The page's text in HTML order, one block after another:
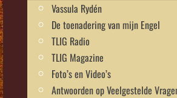
Vassula Rydén
De toenadering van mijn Engel
TLIG Radio
TLIG Magazine
Foto’s en Video’s
Antwoorden op Veelgestelde